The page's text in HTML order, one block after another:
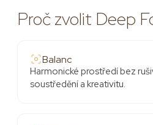
Proč zvolit Deep
Balanc
Harmonické prostředí bez
soustředění a kreativitu.